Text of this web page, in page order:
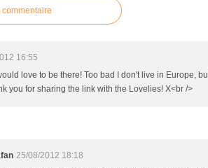
16:55
love to be there! Too bad I don't live in Europe,
you for sharing the link with the Lovelies! X<br />
25/08/2012 18:18